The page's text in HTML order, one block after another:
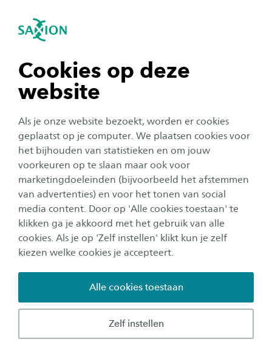
Cookies op deze
website
Als je onze website bezoekt, worden er cookies
geplaatst op je computer. We plaatsen cookies voor
het bijhouden van statistieken en om jouw
voorkeuren op te slaan maar ook voor
marketingdoeleinden (bijvoorbeeld het afstemmen
van advertenties) en voor het tonen van social
media content. Door op 'Alle cookies toestaan' te
klikken ga je akkoord met het gebruik van alle
cookies. Als je op 'Zelf instellen' klikt kun je zelf
kiezen welke cookies je accepteert.
Zelf instellen
Alle cookies toestaan
Navigatie openen
tonen
tonen
tonen
tonen
sluiten
Open dag
Open dag Enschede: zaterdag
28 maart
28 maart 2026 Saxion Enschede, M.H. Tromplaan 28,
Maak kennis met jouw favoriete voltijd
bacheloropleiding(en) in Enschede!